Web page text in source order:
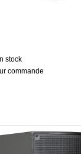
stock
commande